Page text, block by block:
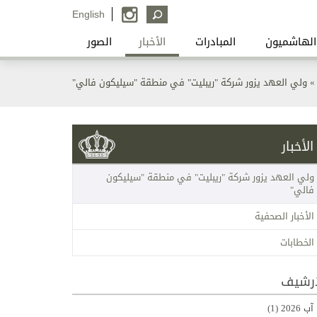
English
الهاشميون المبادرات الأخبار الصور
»ولي العهد يزور شركة "ريبليت" في منطقة "سيليكون فالي"
الأخبار
ولي العهد يزور شركة "ريبليت" في منطقة "سيليكون
فالي"
الأخبار الصحفية
الخطابات
آب 2026
(1)